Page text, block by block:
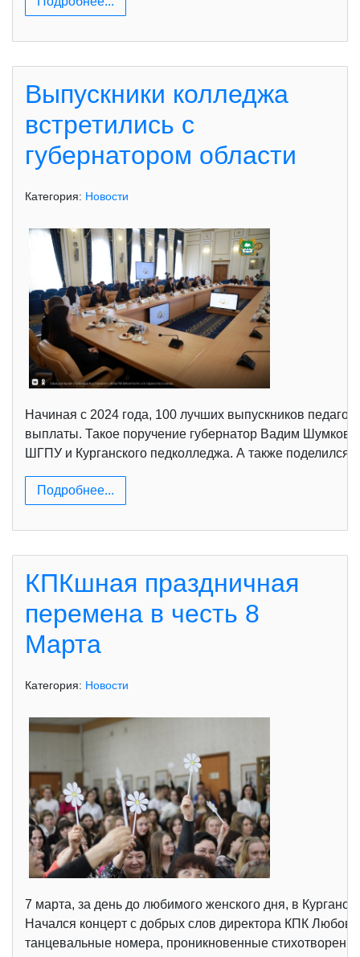
Выпускники колледжа
встретились с
губернатором области
Категория: Новости
Начиная с 2024 года, 100 лучших выпускников
выплаты. Такое поручение губернатор Вадим Шумков
ШГПУ и Курганского педколледжа. А также поделился
Подробнее...
КПКшная праздничная
перемена в честь 8
Марта
Категория: Новости
7 марта, за день до любимого женского дня, в
Начался концерт с добрых слов директора КПК
танцевальные номера, проникновенные